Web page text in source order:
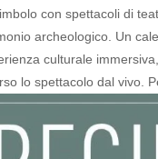
con spettacoli di
archeologico. Un
culturale
lo spettacolo dal vivo.